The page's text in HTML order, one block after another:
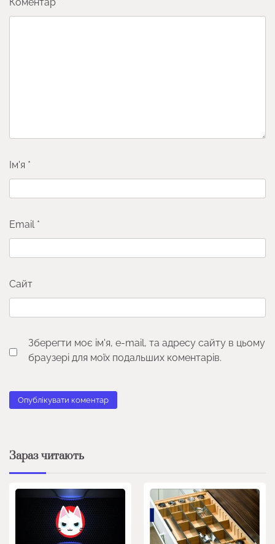
Ім'я *
Email *
Сайт
Зберегти моє ім'я, e-mail, та адресу сайту в цьому
браузері для моїх подальших коментарів.
Зараз читають